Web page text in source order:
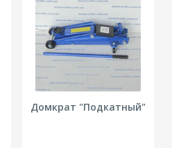
Домкрат "Подкатный"